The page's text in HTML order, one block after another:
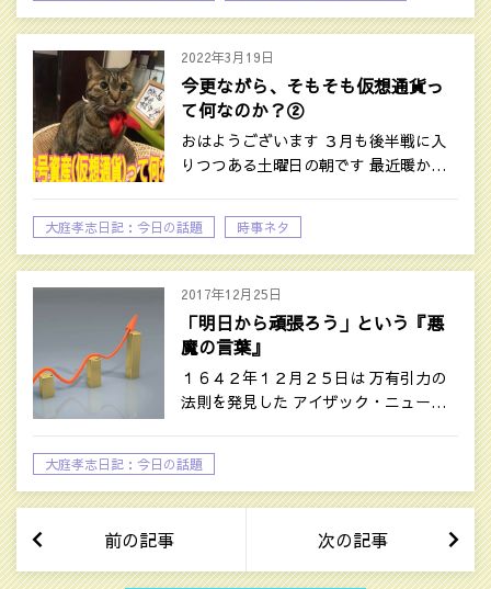
2022年3月19日
今更ながら、そもそも仮想通貨っ
て何なのか？②
おはようございます ３月も後半戦に入
りつつある土曜日の朝です 最近暖か…
大庭孝志日記：今日の話題 時事ネタ
2017年12月25日
「明日から頑張ろう」という『悪
魔の言葉』
１６４２年１２月２５日は 万有引力の
法則を発見した アイザック・ニュー…
大庭孝志日記：今日の話題
前の記事 次の記事